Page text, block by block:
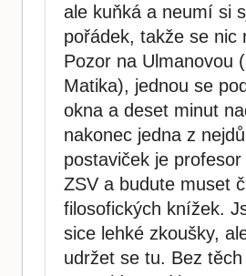
ale kuňká a neumí si
pořádek, takže se nic
Pozor na Ulmanovou
Matika), jednou se
okna a deset minut
nakonec jedna z
postaviček je
ZSV a budute muset
filosofických knížek.
sice lehké zkoušky,
udržet se tu. Bez